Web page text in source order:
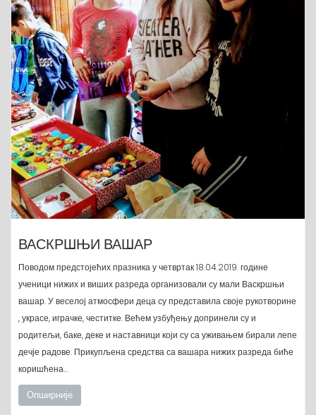
ВАСКРШЊИ ВАШАР
Поводом предстојећих празника у четвртак 18.04.2019. године
ученици нижих и виших разреда организовали су мали Васкршњи
вашар. У веселој атмосфери деца су представила своје рукотворине
, украсе, играчке, честитке. Већем узбуђењу допринели су и
родитељи, баке, деке и наставници који су са уживањем бирали лепе
дечје радове. Прикупљена средства са вашара нижих разреда биће
коришћена…
Опширније